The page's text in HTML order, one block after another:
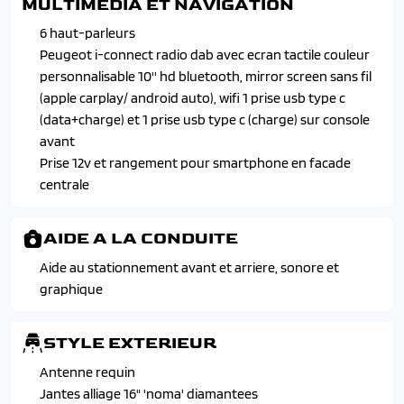
avec anti-pincement
Pare-brise teinte
Peugeot i-cockpit avec combine tete 10" numerique
Retroviseur interieur electrochrome
Retroviseurs exterieurs degivrants a reglage electriques
et rabattement electriques
Siege conducteur reglable en hauteur
Telecommande 3 boutons + cle standard
Vitres laterales arriere et lunette arriere chauffante
Ceintures de securite arriere laterales avec enrouleurs
pyrotechniques, limiteurs d'effort, detection de non-
bouclage
Ceintures de securite avant a enrouleurs
pyrotechniques avec limiteurs d'effort et detection de
non-bouclage
Detection de sous gonflage indirecte
Esc+asr+abs+ref+afu+cds+tsm
Esp deconnectable avec aide au demarrage en pense (hill
indicateur de direction a lampe
Fixation isofix et top tether aux places laterales arriere
Peugeot connect sos et assistance
led 3 griffes
Verrouillage automatique de tous les ouvrants en
roulant
MULTIMEDIA ET NAVIGATION
6 haut-parleurs
Peugeot i-connect radio dab avec ecran tactile couleur
personnalisable 10'' hd bluetooth, mirror screen sans fil
(apple carplay/ android auto), wifi 1 prise usb type c
(data+charge) et 1 prise usb type c (charge) sur console
avant
Prise 12v et rangement pour smartphone en facade
centrale
AIDE A LA CONDUITE
Aide au stationnement avant et arriere, sonore et
graphique
STYLE EXTERIEUR
Antenne requin
Jantes alliage 16" 'noma' diamantees